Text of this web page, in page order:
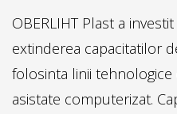
OBERLIHT Plast a
extinderea capacitatilor
folosinta linii tehnologice
asistate computerizat.